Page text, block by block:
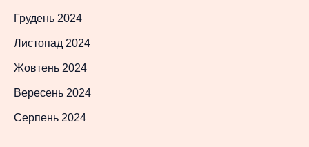
Грудень 2024
Листопад 2024
Жовтень 2024
Вересень 2024
Серпень 2024